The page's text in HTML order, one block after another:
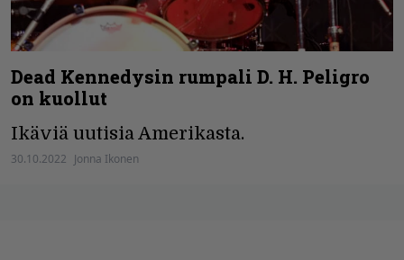
Dead Kennedysin rumpali D. H. Peligro
on kuollut
Ikäviä uutisia Amerikasta.
30.10.2022 Jonna Ikonen